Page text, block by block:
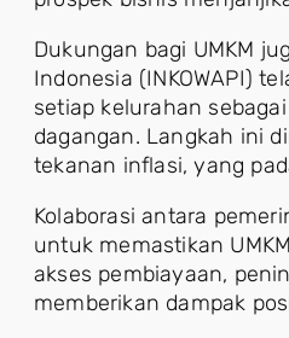
Dukungan bagi UMKM
Indonesia (INKOWAPI)
setiap kelurahan
dagangan. Langkah ini
tekanan inflasi, yang
Kolaborasi antara
untuk memastikan
akses pembiayaan,
memberikan dampak